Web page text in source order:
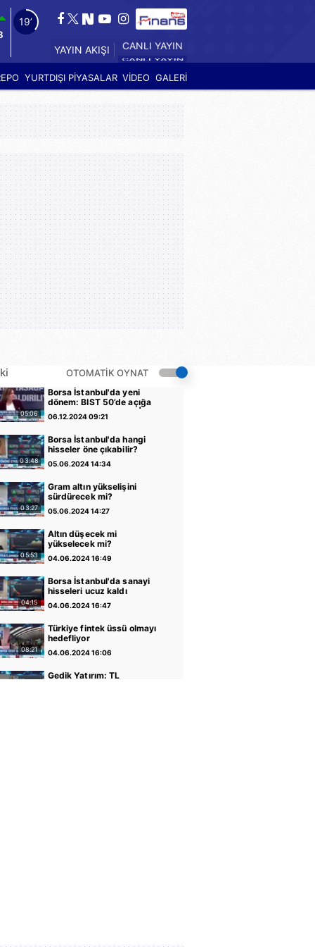
18’
YAYIN AKIŞI CANLI YAYIN
YURTDIŞI PİYASALAR VİDEO GALERİ
OTOMATİK OYNAT
05:06
Borsa İstanbul'da yeni
dönem: BIST 50’de açığa
satış yasağı kaldırıldı |
Video
06.12.2024 09:21
03:48
Borsa İstanbul'da hangi
hisseler öne çıkabilir?
05.06.2024 14:34
03:27
Gram altın yükselişini
sürdürecek mi?
05.06.2024 14:27
05:53
Altın düşecek mi
yükselecek mi?
04.06.2024 16:49
04:15
Borsa İstanbul'da sanayi
hisseleri ucuz kaldı
04.06.2024 16:47
08:21
Türkiye fintek üssü olmayı
hedefliyor
04.06.2024 16:06
Gedik Yatırım: TL